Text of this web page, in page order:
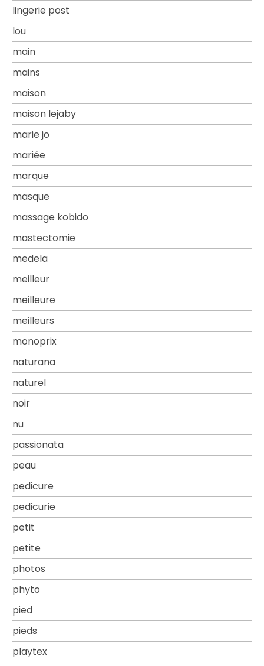
lingerie post
lou
main
mains
maison
maison lejaby
marie jo
mariée
marque
masque
massage kobido
mastectomie
medela
meilleur
meilleure
meilleurs
monoprix
naturana
naturel
noir
nu
passionata
peau
pedicure
pedicurie
petit
petite
photos
phyto
pied
pieds
playtex